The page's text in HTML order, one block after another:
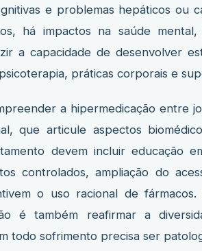
e problemas hepáticos ou
há impactos na saúde
a capacidade de desenvolver
práticas corporais e
a hipermedicação entre
que articule aspectos
devem incluir educação
controlados, ampliação do
o uso racional de
é também reafirmar a
todo sofrimento precisa ser